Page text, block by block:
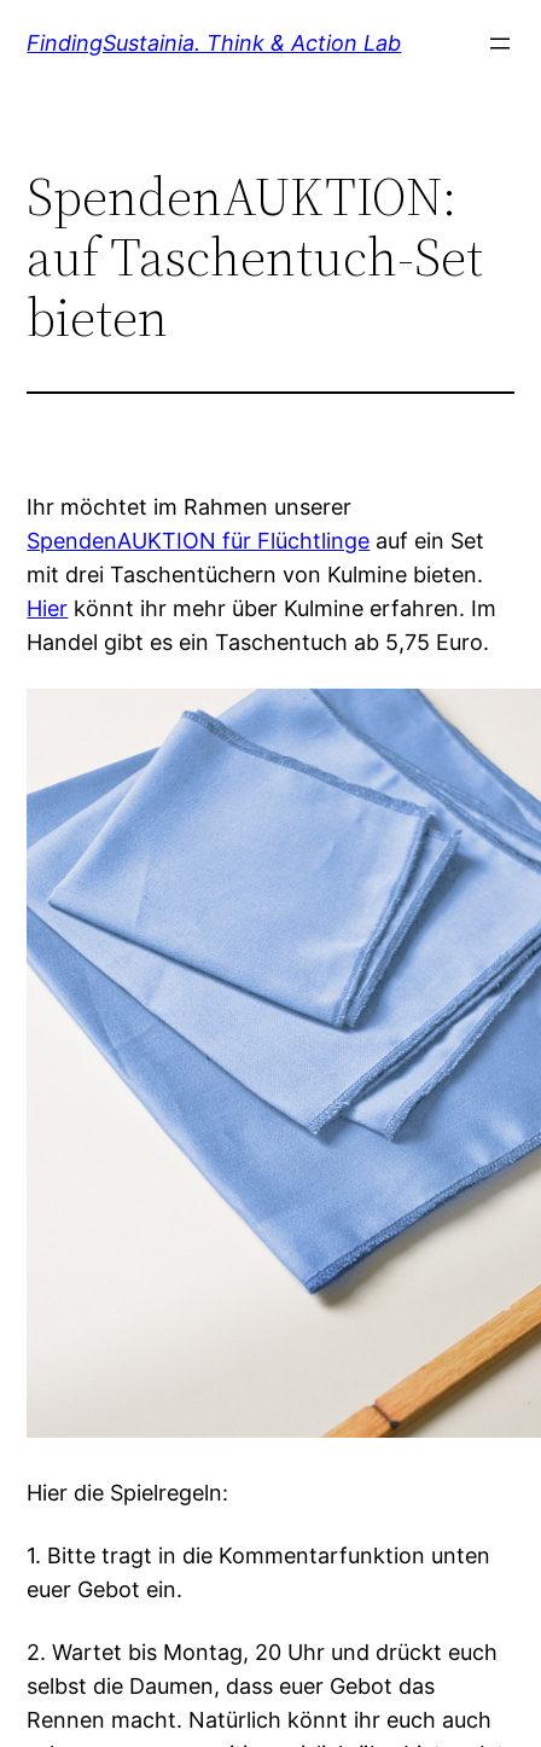
InhaltFindingSustainia. Think & Action Lab
SpendenAUKTION:
auf Taschentuch-Set
bieten
Ihr möchtet im Rahmen unserer
SpendenAUKTION für Flüchtlinge auf ein Set
mit drei Taschentüchern von Kulmine bieten.
Hier könnt ihr mehr über Kulmine erfahren. Im
Handel gibt es ein Taschentuch ab 5,75 Euro.
Hier die Spielregeln:
1. Bitte tragt in die Kommentarfunktion unten
euer Gebot ein.
2. Wartet bis Montag, 20 Uhr und drückt euch
selbst die Daumen, dass euer Gebot das
Rennen macht. Natürlich könnt ihr euch auch